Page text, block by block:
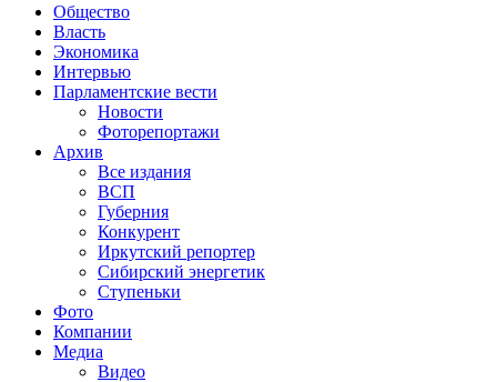
Общество
Власть
Экономика
Интервью
Парламентские вести
Новости
Фоторепортажи
Архив
Все издания
ВСП
Губерния
Конкурент
Иркутский репортер
Сибирский энергетик
Ступеньки
Фото
Компании
Медиа
Видео